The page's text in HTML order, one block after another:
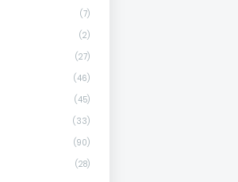
(7)
(2)
(27)
(46)
(45)
(33)
(90)
(28)